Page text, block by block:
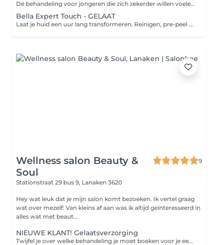
Dé behandeling voor jongeren die zich zekerder willen voelen met hun huid. We bekijken eerst wat jouw huid nodig heeft: een grondige reiniging met focus op comedonen óf een peeling voor meer helderheid en glow. Na 30 minuten zie je en voel je het verschil: een frissere, zuiverdere huid én meer zelfvertrouwen.
Bella Expert Touch - GELAAT
Laat je huid een uur lang transformeren. Reinigen, pre-peel en een behandeling op maat - peeling, microneedling of nano needling - met aangepast masker en optioneel LED. Het resultaat: een stralende, gladde en stevige huid die je meteen voelt.
Wellness salon Beauty &
Soul
9
Stationstraat 29 bus 9, Lanaken 3620
Hey wat leuk dat je mijn salon komt bezoeken. Ik vertel graag
wat over mezelf: Van kleins af aan was ik altijd geïnteresseerd in
alles wat met beaut...
NIEUWE KLANT! Gelaatsverzorging
Twijfel je over welke behandeling je moet boeken voor je eerste afspraak? Geen zorgen, ik help je graag! Je kan kiezen tussen een gelaatstverzorging of een gelaatsverzorging met massage. Tijdens je afspraak starten we met een uitgebreide huidanalyse, waarbij we jouw huid en wensen in kaart brengen. Op basis daarvan stel ik een persoonlijk behandelplan voor je op, volledig afgestemd op jouw huid. Samen bekijken we de behandelingen en maken we een keuze hierin.